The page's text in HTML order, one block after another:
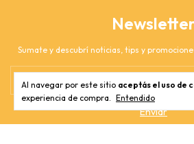
Al navegar por este sitio aceptás el uso de
experiencia de compra. Entendido
Sumate y descubrí noticias, tips y